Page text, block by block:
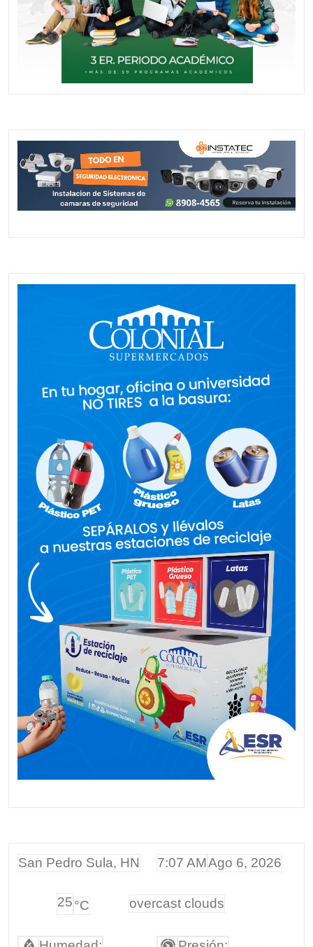
San Pedro Sula, HN 7:07 AMAgo 6, 2026
25°C overcast clouds